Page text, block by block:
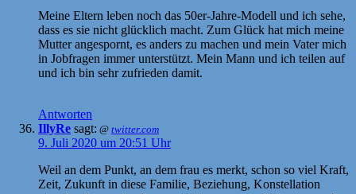
Meine Eltern leben noch das 50er-Jahre-Modell und ich sehe,
dass es sie nicht glücklich macht. Zum Glück hat mich meine
Mutter angespornt, es anders zu machen und mein Vater mich
in Jobfragen immer unterstützt. Mein Mann und ich teilen auf
und ich bin sehr zufrieden damit.
Antworten
IllyRe sagt: @ twitter.com
9. Juli 2020 um 20:51 Uhr
Weil an dem Punkt, an dem frau es merkt, schon so viel Kraft,
Zeit, Zukunft in diese Familie, Beziehung, Konstellation